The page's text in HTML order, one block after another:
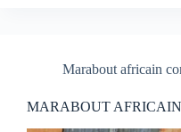
Marabout africain
MARABOUT